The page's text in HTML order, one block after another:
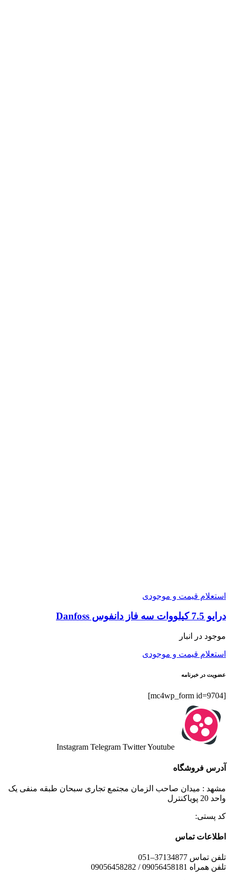
استعلام قیمت و موجودی
درایو 7.5 کیلووات سه فاز دانفوس Danfoss
موجود در انبار
استعلام قیمت و موجودی
عضویت در خبرنامه
[mc4wp_form id=9704]
Instagram Telegram TwitterYoutube
آدرس فروشگاه
مشهد : میدان صاحب الزمان مجتمع تجاری سبحان طبقه منفی یک
واحد 20 پویاکنترل
کد پستی:
اطلاعات تماس
تلفن تماس 37134877–051
تلفن همراه 09056458181 / 09056458282